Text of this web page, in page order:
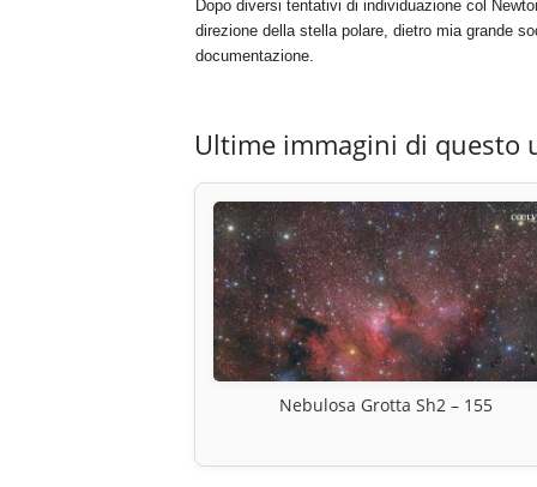
Dopo diversi tentativi di individuazione col
direzione della stella polare, dietro mia grande
documentazione.
Ultime immagini di questo
Nebulosa Grotta Sh2 – 155